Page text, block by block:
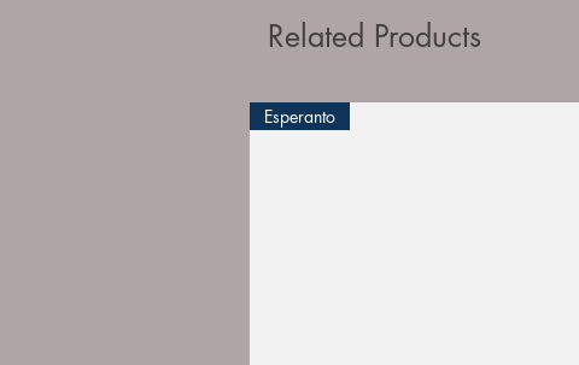
Related Products
Esperanto